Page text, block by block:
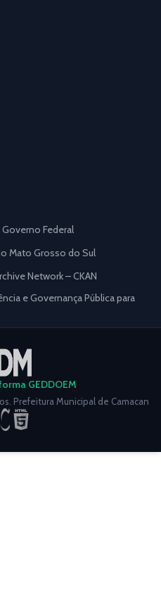
Federal
Mato Grosso do Sul
Network – CKAN
e Governança Pública para
GEDDOEM
Prefeitura Municipal de Camacan